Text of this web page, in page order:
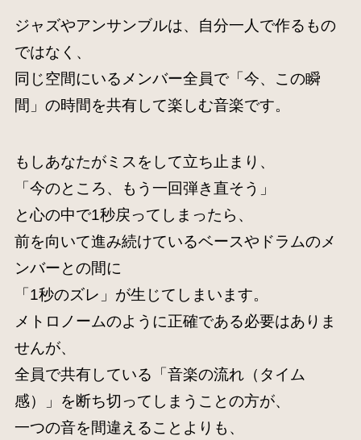
ジャズやアンサンブルは、自分一人で作るもの
ではなく、
同じ空間にいるメンバー全員で「今、この瞬
間」の時間を共有して楽しむ音楽です。
もしあなたがミスをして立ち止まり、
「今のところ、もう一回弾き直そう」
と心の中で1秒戻ってしまったら、
前を向いて進み続けているベースやドラムのメ
ンバーとの間に
「1秒のズレ」が生じてしまいます。
メトロノームのように正確である必要はありま
せんが、
全員で共有している「音楽の流れ（タイム
感）」を断ち切ってしまうことの方が、
一つの音を間違えることよりも、